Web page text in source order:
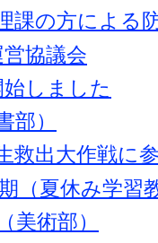
課の方による
協議会
しました
部）
救出大作戦に
（夏休み学習
美術部）